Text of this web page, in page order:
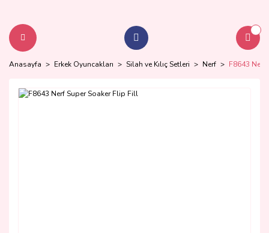
Anasayfa Erkek Oyuncakları Silah ve Kılıç Setleri Nerf F8643 Nerf